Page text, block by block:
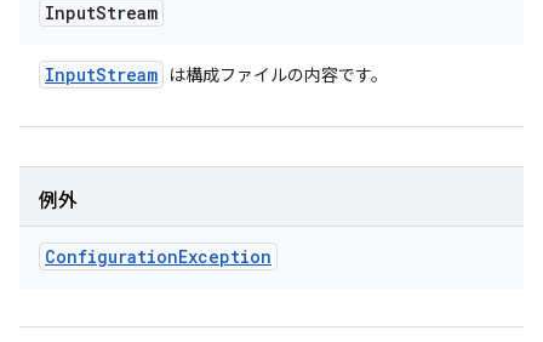
InputStream
InputStream は構成ファイルの内容です。
例外
ConfigurationException